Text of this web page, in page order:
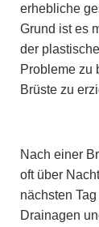
erhebliche
Grund ist es
der
Probleme zu
Brüste zu
Nach einer
oft über
nächsten
Drainagen